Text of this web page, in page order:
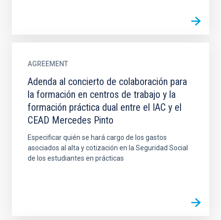
AGREEMENT
Adenda al concierto de colaboración para
la formación en centros de trabajo y la
formación práctica dual entre el IAC y el
CEAD Mercedes Pinto
Especificar quién se hará cargo de los gastos
asociados al alta y cotización en la Seguridad Social
de los estudiantes en prácticas